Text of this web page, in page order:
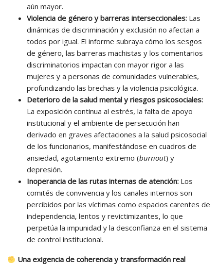
aún mayor.
Violencia de género y barreras interseccionales: Las
dinámicas de discriminación y exclusión no afectan a
todos por igual. El informe subraya cómo los sesgos
de género, las barreras machistas y los comentarios
discriminatorios impactan con mayor rigor a las
mujeres y a personas de comunidades vulnerables,
profundizando las brechas y la violencia psicológica.
Deterioro de la salud mental y riesgos psicosociales:
La exposición continua al estrés, la falta de apoyo
institucional y el ambiente de persecución han
derivado en graves afectaciones a la salud psicosocial
de los funcionarios, manifestándose en cuadros de
ansiedad, agotamiento extremo (burnout) y
depresión.
Inoperancia de las rutas internas de atención: Los
comités de convivencia y los canales internos son
percibidos por las víctimas como espacios carentes de
independencia, lentos y revictimizantes, lo que
perpetúa la impunidad y la desconfianza en el sistema
de control institucional.
Una exigencia de coherencia y transformación real